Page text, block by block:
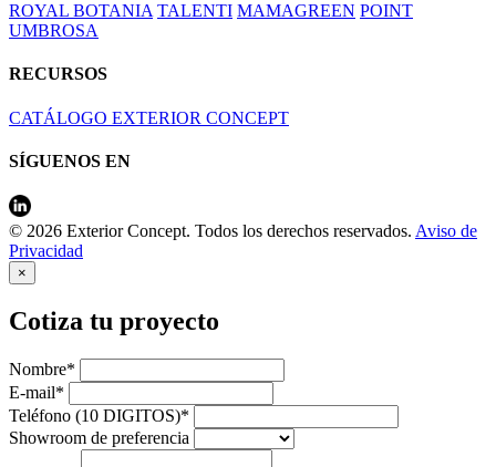
ROYAL BOTANIA TALENTI MAMAGREEN POINT
UMBROSA
RECURSOS
CATÁLOGO EXTERIOR CONCEPT
SÍGUENOS EN
© 2026 Exterior Concept. Todos los derechos reservados. Aviso de
Privacidad
×
Cotiza tu proyecto
Nombre*
E-mail*
Teléfono (10 DIGITOS)*
Showroom de preferencia